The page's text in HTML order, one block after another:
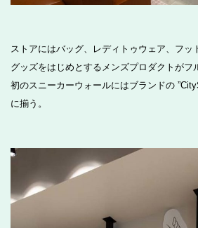
ストアにはバッグ、レディトゥウェア、フッ
グッズをはじめとするメンズプロダクトがフ
初のスニーカーウォールにはブランドの
に揃う。